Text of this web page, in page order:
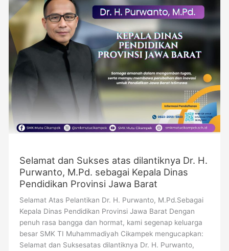
Selamat dan Sukses atas dilantiknya Dr. H.
Purwanto, M.Pd. sebagai Kepala Dinas
Pendidikan Provinsi Jawa Barat
Selamat Atas Pelantikan Dr. H. Purwanto, M.Pd.Sebagai
Kepala Dinas Pendidikan Provinsi Jawa Barat Dengan
penuh rasa bangga dan hormat, kami segenap keluarga
besar SMK TI Muhammadiyah Cikampek mengucapkan:
Selamat dan Suksesatas dilantiknya Dr. H. Purwanto,
Purwanto,
sebagai
Kepala
Dinas
Provinsi